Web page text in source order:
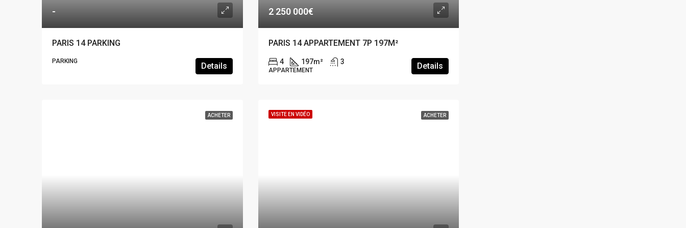
-
PARIS 14 PARKING
PARKING Details
2 250 000€
PARIS 14 APPARTEMENT 7P 197M²
4 197m² 3
APPARTEMENT Details
ACHETER VISITE EN VIDÉO ACHETER